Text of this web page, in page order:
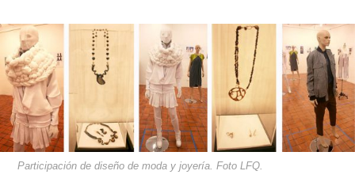
Participación de diseño de moda y joyería. Foto LFQ.